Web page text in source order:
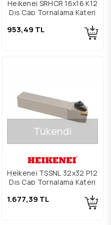
Heikenei SRHCR 16x16 K12
Dış Çap Tornalama Kateri
953,49 TL
Tükendi
Heikenei TSSNL 32x32 P12
Dış Çap Tornalama Kateri
1.677,39 TL